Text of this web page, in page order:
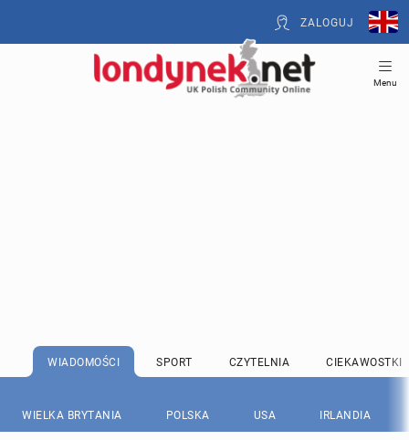
ZALOGUJ
Menu
WIADOMOŚCI SPORT CZYTELNIA CIEKAWOSTKI
WIELKA BRYTANIA POLSKA USA IRLANDIA